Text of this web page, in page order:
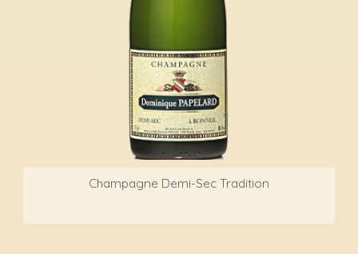
Champagne Demi-Sec Tradition